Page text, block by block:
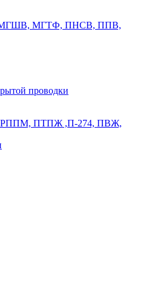
МГТФ, ПНСВ, ППВ,
проводки
ПТПЖ ,П-274, ПВЖ,